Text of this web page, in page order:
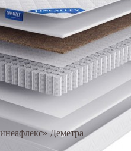
Деметра